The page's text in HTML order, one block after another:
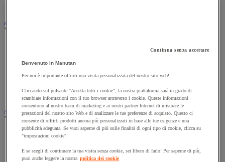
Armadio e archiviazione
Vedi tutte le categorie
Armadio
Armadio per ufficio
Libreria
Audiovisivi
Vedi tutte le categorie
Attrezzature audio e Hi-Fi
Fotocamera, videocamera e binocolo
Continua senza accettare
Benvenuto in Manutan
Per noi è importante offrirti una visita personalizzata del nostro sito web!
Cliccando sul pulsante "Accetta tutti i cookie", la nostra piattaforma sarà in grado di
scambiare informazioni con il tuo browser attraverso i cookie. Queste informazioni
consentono al nostro team di marketing e ai nostri partner Internet di misurare le
prestazioni del nostro sito Web e di analizzare le tue preferenze di acquisto. Questo ci
consente di offrirti prodotti ancora più personalizzati in base alle tue esigenze e una
pubblicità adeguata. Se vuoi saperne di più sulle finalità di ogni tipo di cookie, clicca su
"impostazioni cookie".
E se scegli di continuare la tua visita senza cookie, sei libero di farlo! Per saperne di più,
puoi anche leggere la nostra politica dei cookie